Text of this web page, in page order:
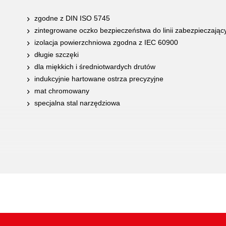
zgodne z DIN ISO 5745
zintegrowane oczko bezpieczeństwa do linii
izolacja powierzchniowa zgodna z IEC 60900
długie szczęki
dla miękkich i średniotwardych drutów
indukcyjnie hartowane ostrza precyzyjne
mat chromowany
specjalna stal narzędziowa